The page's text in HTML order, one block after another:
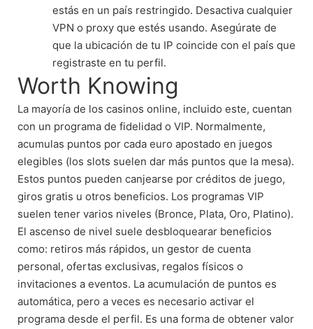
estás en un país restringido. Desactiva cualquier
VPN o proxy que estés usando. Asegúrate de
que la ubicación de tu IP coincide con el país que
registraste en tu perfil.
Worth Knowing
La mayoría de los casinos online, incluido este, cuentan
con un programa de fidelidad o VIP. Normalmente,
acumulas puntos por cada euro apostado en juegos
elegibles (los slots suelen dar más puntos que la mesa).
Estos puntos pueden canjearse por créditos de juego,
giros gratis u otros beneficios. Los programas VIP
suelen tener varios niveles (Bronce, Plata, Oro, Platino).
El ascenso de nivel suele desbloquearar beneficios
como: retiros más rápidos, un gestor de cuenta
personal, ofertas exclusivas, regalos físicos o
invitaciones a eventos. La acumulación de puntos es
automática, pero a veces es necesario activar el
programa desde el perfil. Es una forma de obtener valor